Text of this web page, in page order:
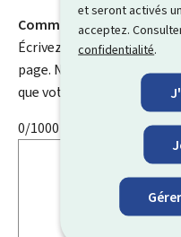
et seront activés
acceptez.
confidentialité.
Comment pouvons-nous
Écrivez un commentaire
page. N'indiquez pas
que votre e-mail, nom,
0/1000